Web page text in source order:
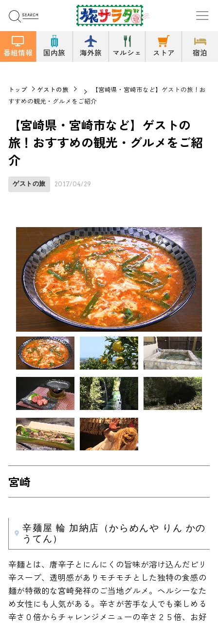
番組情報 国内旅 海外旅 マルシェ ストア 宿泊
トップ ゲストの旅
【宮崎県・宮崎市など】ゲストの旅！お
すすめの観光・グルメをご紹介
【宮崎県・宮崎市など】ゲストの
旅！おすすめの観光・グルメをご紹
介
ゲストの旅 2017/04/29
宮崎
辛麺屋 輪 加納店（からめんや りん かの
うてん）
辛麺とは、唐辛子とにんにくの旨味が溶け込んだピリ
辛スープ、透明感がありモチモチとした独特の食感の
麺が特徴的な宮崎発祥のご当地グルメ。ヘルシーなた
め女性にも人気がある。辛さが苦手な人でも楽しめる
辛さ０倍からチャレンジメニューの辛さ２５倍、お好